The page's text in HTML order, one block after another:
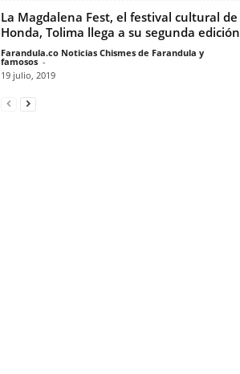
La Magdalena Fest, el festival cultural de
Honda, Tolima llega a su segunda edición
Farandula.co Noticias Chismes de Farandula y
famosos -
19 julio, 2019